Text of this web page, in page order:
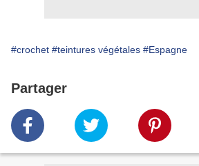
#crochet #teintures végétales #Espagne
Partager